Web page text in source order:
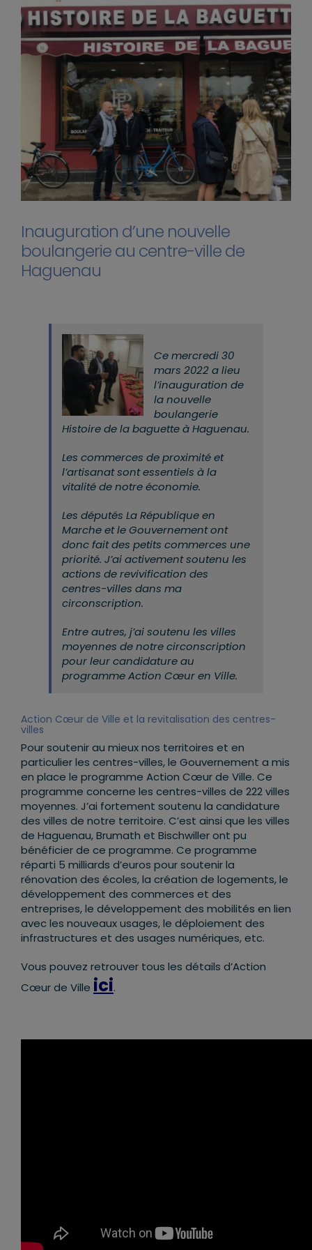
Inauguration d’une nouvelle
boulangerie au centre-ville de
Haguenau
Ce mercredi 30
mars 2022 a lieu
l’inauguration de
la nouvelle
boulangerie
Histoire de la baguette à Haguenau.
Les commerces de proximité et
l’artisanat sont essentiels à la
vitalité de notre économie.
Les députés La République en
Marche et le Gouvernement ont
donc fait des petits commerces une
priorité. J’ai activement soutenu les
actions de revivification des
centres-villes dans ma
circonscription.
Entre autres, j’ai soutenu les villes
moyennes de notre circonscription
pour leur candidature au
programme Action Cœur en Ville.
Action Cœur de Ville et la revitalisation des centres-
villes
Pour soutenir au mieux nos territoires et en
particulier les centres-villes, le Gouvernement a mis
en place le programme Action Cœur de Ville. Ce
programme concerne les centres-villes de 222 villes
moyennes. J’ai fortement soutenu la candidature
des villes de notre territoire. C’est ainsi que les villes
de Haguenau, Brumath et Bischwiller ont pu
bénéficier de ce programme. Ce programme
réparti 5 milliards d’euros pour soutenir la
rénovation des écoles, la création de logements, le
développement des commerces et des
entreprises, le développement des mobilités en lien
avec les nouveaux usages, le déploiement des
infrastructures et des usages numériques, etc.
Vous pouvez retrouver tous les détails d’Action
Cœur de Ville ici.